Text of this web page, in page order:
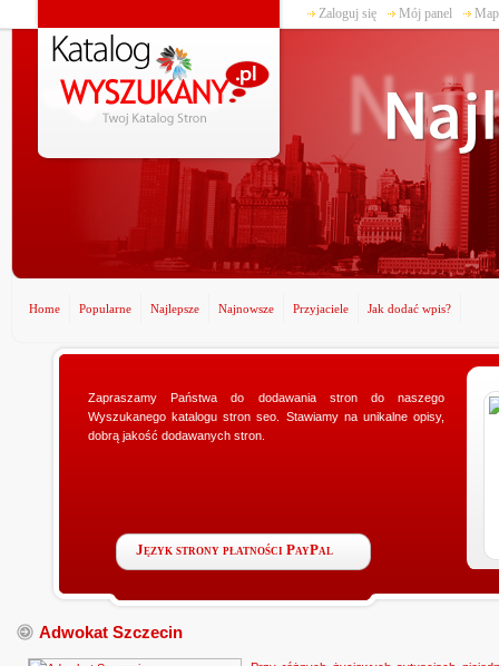
Zaloguj się Mój panel
Home Popularne Najlepsze Najnowsze Przyjaciele Jak dodać wpis?
Zapraszamy Państwa do dodawania stron do naszego
Wyszukanego katalogu stron seo. Stawiamy na unikalne opisy,
dobrą jakość dodawanych stron.
Język strony płatności PayPal
doskonałego prezentu dla swojej
Specjalnie dla Was utworzyliśmy sklep
Adwokat Szczecin